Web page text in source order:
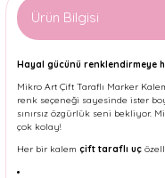
Ürün Bilgisi
Hayal gücünü renklendirmeye
Mikro Art Çift Taraflı Marker
renk seçeneği sayesinde ister
sınırsız özgürlük seni bekliyor.
çok kolay!
Her bir kalem çift taraflı uç